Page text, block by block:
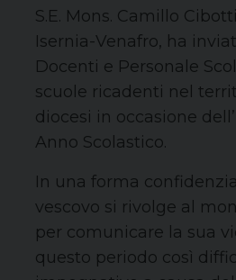
S.E. Mons. Camillo
Isernia-Venafro, ha
Docenti e Personale
scuole ricadenti nel
diocesi in occasione
Anno Scolastico.
In una forma
vescovo si rivolge al
per comunicare la sua
questo periodo così